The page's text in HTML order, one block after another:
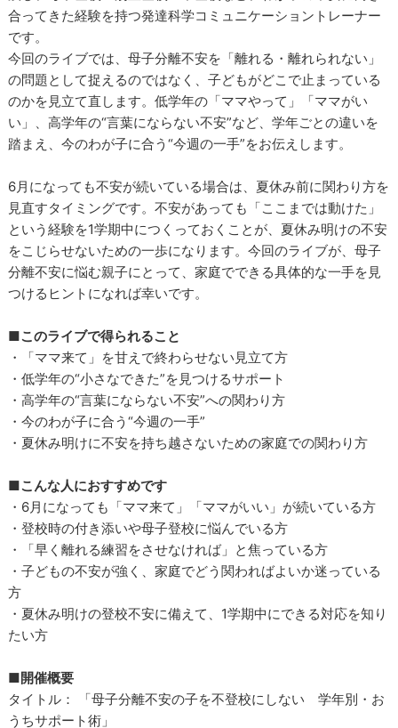
合ってきた経験を持つ発達科学コミュニケーショントレーナー
です。
今回のライブでは、母子分離不安を「離れる・離れられない」
の問題として捉えるのではなく、子どもがどこで止まっている
のかを見立て直します。低学年の「ママやって」「ママがい
い」、高学年の“言葉にならない不安”など、学年ごとの違いを
踏まえ、今のわが子に合う“今週の一手”をお伝えします。
6月になっても不安が続いている場合は、夏休み前に関わり方を
見直すタイミングです。不安があっても「ここまでは動けた」
という経験を1学期中につくっておくことが、夏休み明けの不安
をこじらせないための一歩になります。今回のライブが、母子
分離不安に悩む親子にとって、家庭でできる具体的な一手を見
つけるヒントになれば幸いです。
■このライブで得られること
・「ママ来て」を甘えで終わらせない見立て方
・低学年の“小さなできた”を見つけるサポート
・高学年の“言葉にならない不安”への関わり方
・今のわが子に合う“今週の一手”
・夏休み明けに不安を持ち越さないための家庭での関わり方
■こんな人におすすめです
・6月になっても「ママ来て」「ママがいい」が続いている方
・登校時の付き添いや母子登校に悩んでいる方
・「早く離れる練習をさせなければ」と焦っている方
・子どもの不安が強く、家庭でどう関わればよいか迷っている
方
・夏休み明けの登校不安に備えて、1学期中にできる対応を知り
たい方
■開催概要
タイトル： 「母子分離不安の子を不登校にしない 学年別・お
うちサポート術」